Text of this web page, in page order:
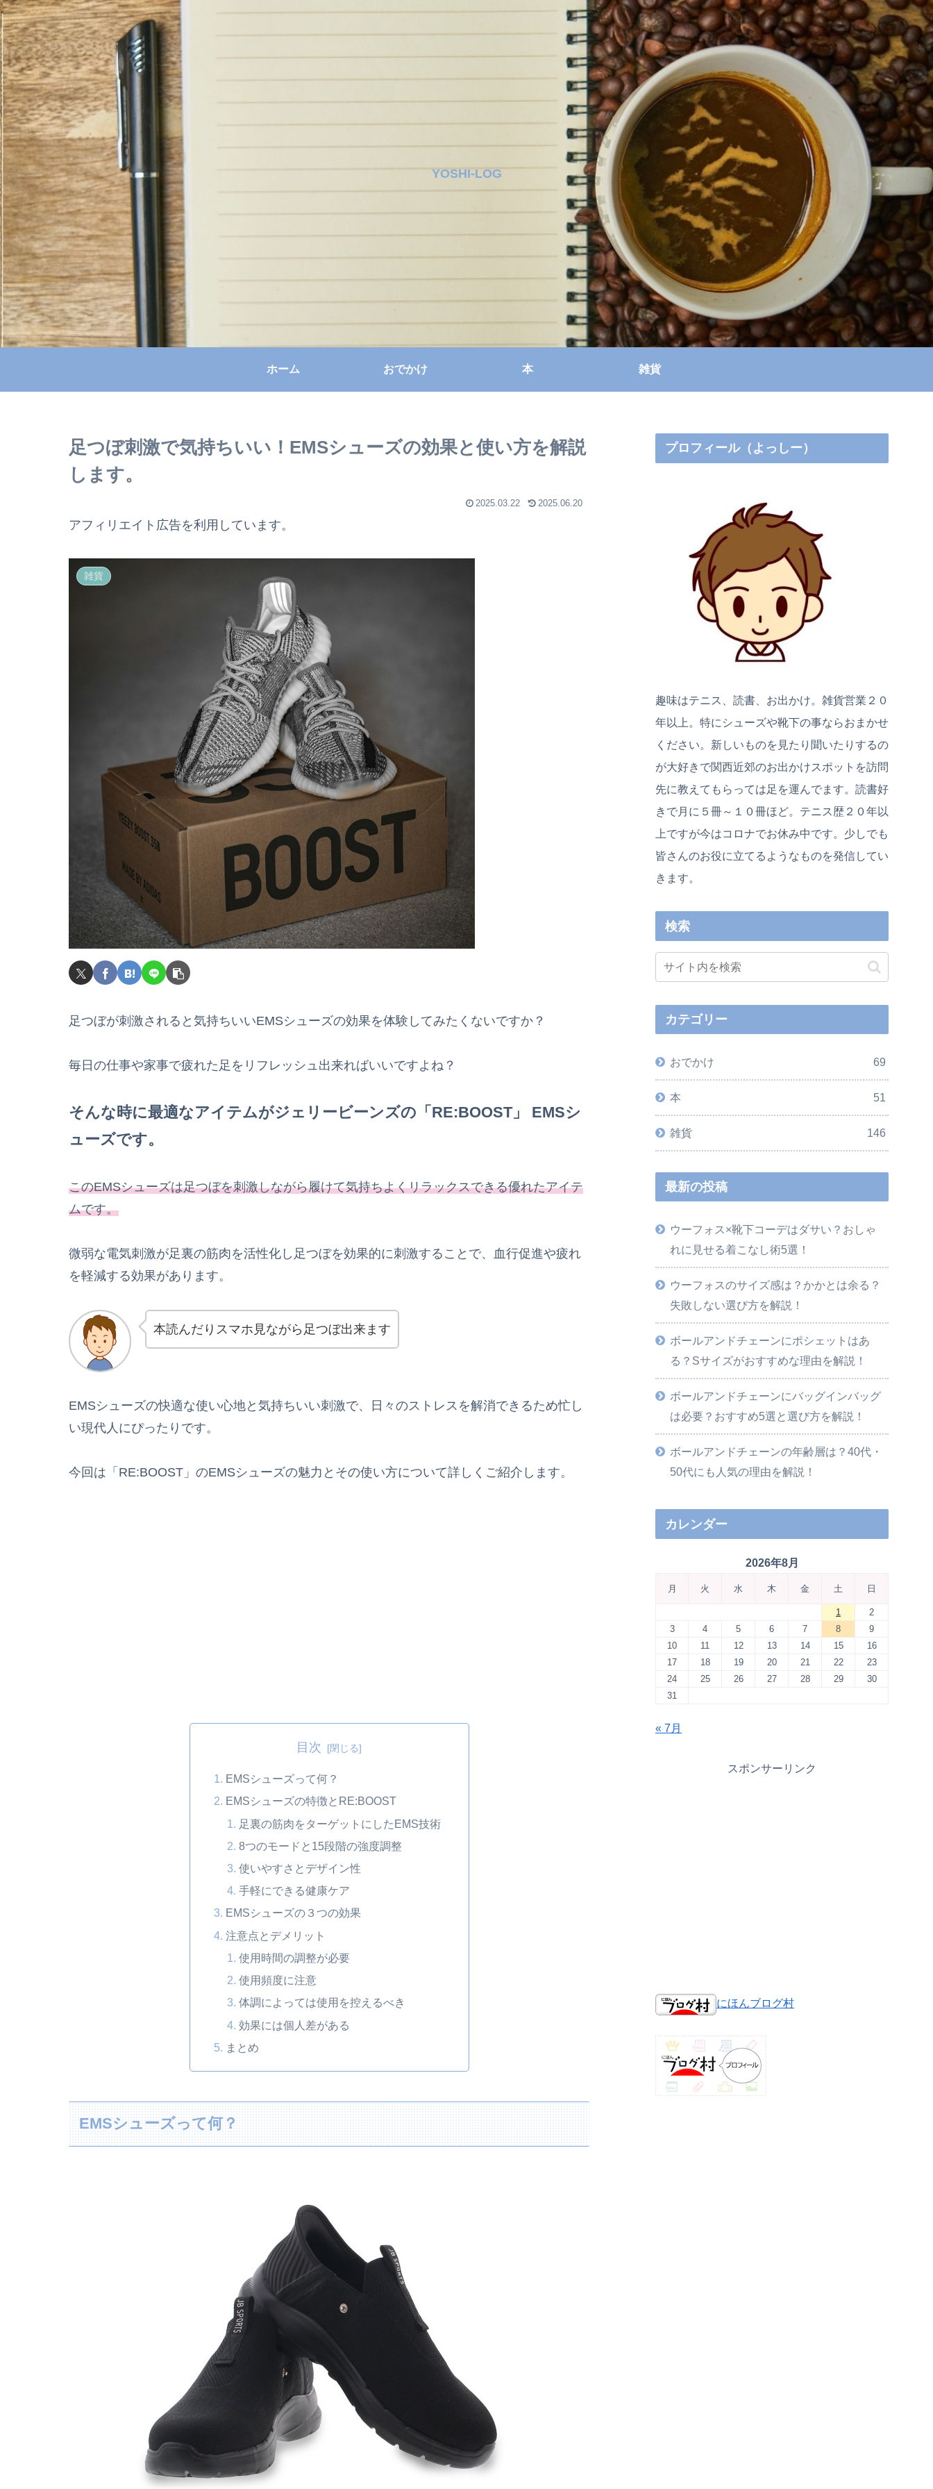
YOSHI-LOG
ホーム おでかけ 本 雑貨
足つぼ刺激で気持ちいい！EMSシューズの効果と使い方を解説
します。
2025.03.22 2025.06.20
アフィリエイト広告を利用しています。
雑貨
足つぼが刺激されると気持ちいいEMSシューズの効果を体験してみたくないですか？
毎日の仕事や家事で疲れた足をリフレッシュ出来ればいいですよね？
そんな時に最適なアイテムがジェリービーンズの「RE:BOOST」 EMSシ
ューズです。
このEMSシューズは足つぼを刺激しながら履けて気持ちよくリラックスできる優れたアイテ
ムです。
微弱な電気刺激が足裏の筋肉を活性化し足つぼを効果的に刺激することで、血行促進や疲れ
を軽減する効果があります。
本読んだりスマホ見ながら足つぼ出来ます
EMSシューズの快適な使い心地と気持ちいい刺激で、日々のストレスを解消できるため忙し
い現代人にぴったりです。
今回は「RE:BOOST」のEMSシューズの魅力とその使い方について詳しくご紹介します。
目次
EMSシューズって何？
EMSシューズの特徴とRE:BOOST
足裏の筋肉をターゲットにしたEMS技術
8つのモードと15段階の強度調整
使いやすさとデザイン性
手軽にできる健康ケア
EMSシューズの３つの効果
注意点とデメリット
使用時間の調整が必要
使用頻度に注意
体調によっては使用を控えるべき
効果には個人差がある
まとめ
EMSシューズって何？
プロフィール（よっしー）
趣味はテニス、読書、お出かけ。雑貨営業２０
年以上。特にシューズや靴下の事ならおまかせ
ください。新しいものを見たり聞いたりするの
が大好きで関西近郊のお出かけスポットを訪問
先に教えてもらっては足を運んでます。読書好
きで月に５冊～１０冊ほど。テニス歴２０年以
上ですが今はコロナでお休み中です。少しでも
皆さんのお役に立てるようなものを発信してい
きます。
検索
カテゴリー
おでかけ 69
本 51
雑貨 146
最新の投稿
ウーフォス×靴下コーデはダサい？おしゃ
れに見せる着こなし術5選！
ウーフォスのサイズ感は？かかとは余る？
失敗しない選び方を解説！
ボールアンドチェーンにポシェットはあ
る？Sサイズがおすすめな理由を解説！
ボールアンドチェーンにバッグインバッグ
は必要？おすすめ5選と選び方を解説！
ボールアンドチェーンの年齢層は？40代・
50代にも人気の理由を解説！
カレンダー
2026年8月
月 火 水 木 金 土 日
1
2
3
4 5 6 7 8
9
10
11 12 13 14 15
16
17
18 19 20 21 22
23
24
25 26 27 28 29
30
31
« 7月
スポンサーリンク
にほんブログ村